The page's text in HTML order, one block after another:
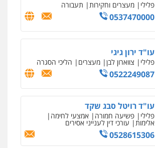
פלילי מעצרים וחקירות תעבורה
0537470000
עו"ד ירון גיגי
פלילי צווארון לבן מעצרים הליכי הסגרה
0522249087
עו"ד רויטל סבג שקד
פלילי פשיעה חמורה אמצעי לחימה
אלימות עורכי דין לענייני אסירים
0528615306